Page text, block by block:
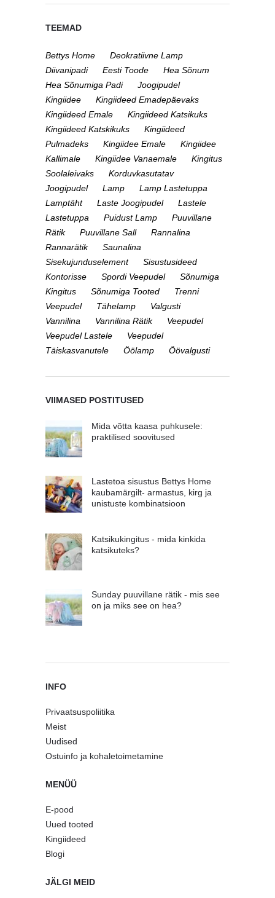
TEEMAD
Bettys Home
Deokratiivne Lamp
Diivanipadi
Eesti Toode
Hea Sõnum
Hea Sõnumiga Padi
Joogipudel
Kingiidee
Kingiideed Emadepäevaks
Kingiideed Emale
Kingiideed Katsikuks
Kingiideed Katskikuks
Kingiideed
Pulmadeks
Kingiidee Emale
Kingiidee
Kallimale
Kingiidee Vanaemale
Kingitus
Soolaleivaks
Korduvkasutatav
Joogipudel
Lamp
Lamp Lastetuppa
Lamptäht
Laste Joogipudel
Lastele
Lastetuppa
Puidust Lamp
Puuvillane
Rätik
Puuvillane Sall
Rannalina
Rannarätik
Saunalina
Sisekujunduselement
Sisustusideed
Kontorisse
Spordi Veepudel
Sõnumiga
Kingitus
Sõnumiga Tooted
Trenni
Veepudel
Tähelamp
Valgusti
Vannilina
Vannilina Rätik
Veepudel
Veepudel Lastele
Veepudel
Täiskasvanutele
Öölamp Öövalgusti
VIIMASED POSTITUSED
Mida võtta kaasa puhkusele:
praktilised soovitused
Lastetoa sisustus Bettys Home
kaubamärgilt- armastus, kirg ja
unistuste kombinatsioon
Katsikukingitus - mida kinkida
katsikuteks?
Sunday puuvillane rätik - mis see
on ja miks see on hea?
INFO
Privaatsuspoliitika
Meist
Uudised
Ostuinfo ja kohaletoimetamine
MENÜÜ
E-pood
Uued tooted
Kingiideed
Blogi
JÄLGI MEID